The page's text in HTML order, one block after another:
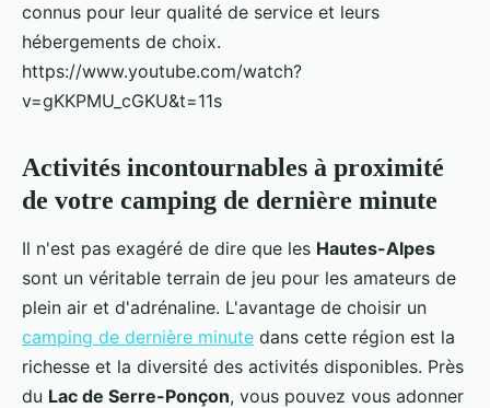
connus pour leur qualité de service et leurs
hébergements de choix.
https://www.youtube.com/watch?
v=gKKPMU_cGKU&t=11s
Activités incontournables à proximité
de votre camping de dernière minute
Il n'est pas exagéré de dire que les Hautes-Alpes
sont un véritable terrain de jeu pour les amateurs de
plein air et d'adrénaline. L'avantage de choisir un
camping de dernière minute dans cette région est la
richesse et la diversité des activités disponibles. Près
du Lac de Serre-Ponçon, vous pouvez vous adonner